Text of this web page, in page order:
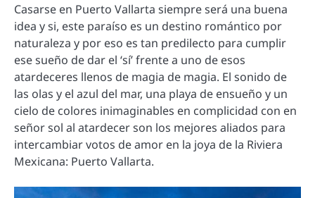
Casarse en Puerto Vallarta siempre será una buena
idea y si, este paraíso es un destino romántico por
naturaleza y por eso es tan predilecto para cumplir
ese sueño de dar el ‘sí’ frente a uno de esos
atardeceres llenos de magia de magia. El sonido de
las olas y el azul del mar, una playa de ensueño y un
cielo de colores inimaginables en complicidad con en
señor sol al atardecer son los mejores aliados para
intercambiar votos de amor en la joya de la Riviera
Mexicana: Puerto Vallarta.